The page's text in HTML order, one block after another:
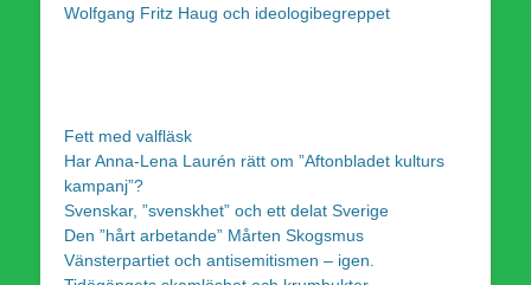
Wolfgang Fritz Haug och ideologibegreppet
Fett med valfläsk
Har Anna-Lena Laurén rätt om ”Aftonbladet kulturs
kampanj”?
Svenskar, ”svenskhet” och ett delat Sverige
Den ”hårt arbetande” Mårten Skogsmus
Vänsterpartiet och antisemitismen – igen.